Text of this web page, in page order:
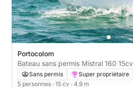
Portocolom
Bateau sans permis Mistral 160 15cv
Sans permis
Super propriétaire
5 personnes · 15 cv · 4.9 m